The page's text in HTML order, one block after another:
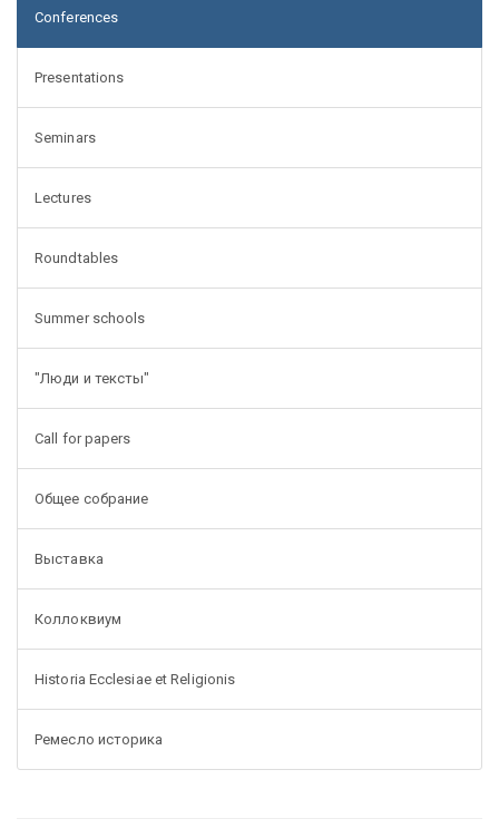
Conferences
Presentations
Seminars
Lectures
Roundtables
Summer schools
"Люди и тексты"
Call for papers
Общее собрание
Выставка
Коллоквиум
Historia Ecclesiae et Religionis
Ремесло историка